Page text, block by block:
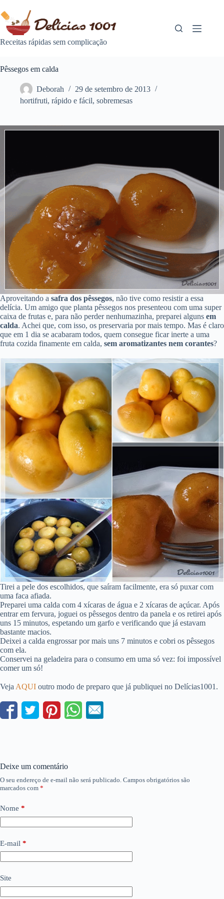
para
conteúdo
Receitas rápidas sem complicação
Pêssegos em calda
Deborah
29 de setembro de 2013
hortifruti, rápido e fácil, sobremesas
Aproveitando a safra dos pêssegos, não tive como resistir a essa
delícia. Um amigo que planta pêssegos nos presenteou com uma super
caixa de frutas e, para não perder nenhumazinha, preparei alguns em
calda. Achei que, com isso, os preservaria por mais tempo. Mas é claro
que em 1 dia se acabaram todos, quem consegue ficar inerte a uma
fruta cozida finamente em calda, sem aromatizantes nem corantes?
Tirei a pele dos escolhidos, que saíram facilmente, era só puxar com
uma faca afiada.
Preparei uma calda com 4 xícaras de água e 2 xícaras de açúcar. Após
entrar em fervura, joguei os pêssegos dentro da panela e os retirei após
uns 15 minutos, espetando um garfo e verificando que já estavam
bastante macios.
Deixei a calda engrossar por mais uns 7 minutos e cobri os pêssegos
com ela.
Conservei na geladeira para o consumo em uma só vez: foi impossível
comer um só!
Veja AQUI outro modo de preparo que já publiquei no Delícias1001.
Deixe um comentário
O seu endereço de e-mail não será publicado. Campos obrigatórios são
marcados com *
Nome *
E-mail *
Site